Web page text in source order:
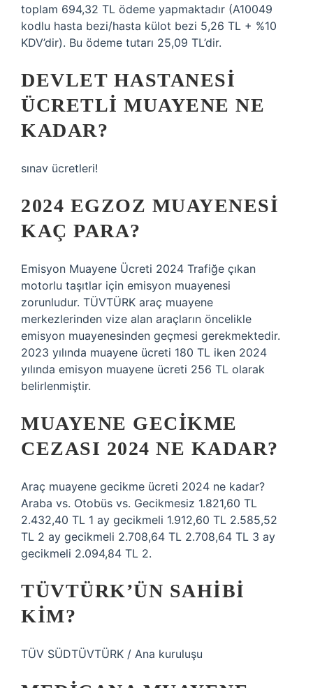
toplam 694,32 TL ödeme yapmaktadır (A10049
kodlu hasta bezi/hasta külot bezi 5,26 TL + %10
KDV’dir). Bu ödeme tutarı 25,09 TL’dir.
DEVLET HASTANESI
ÜCRETLI MUAYENE NE
KADAR?
sınav ücretleri!
2024 EGZOZ MUAYENESI
KAÇ PARA?
Emisyon Muayene Ücreti 2024 Trafiğe çıkan
motorlu taşıtlar için emisyon muayenesi
zorunludur. TÜVTÜRK araç muayene
merkezlerinden vize alan araçların öncelikle
emisyon muayenesinden geçmesi gerekmektedir.
2023 yılında muayene ücreti 180 TL iken 2024
yılında emisyon muayene ücreti 256 TL olarak
belirlenmiştir.
MUAYENE GECIKME
CEZASI 2024 NE KADAR?
Araç muayene gecikme ücreti 2024 ne kadar?
Araba vs. Otobüs vs. Gecikmesiz 1.821,60 TL
2.432,40 TL 1 ay gecikmeli 1.912,60 TL 2.585,52
TL 2 ay gecikmeli 2.708,64 TL 2.708,64 TL 3 ay
gecikmeli 2.094,84 TL 2.
TÜVTÜRK’ÜN SAHIBI
KIM?
TÜV SÜDTÜVTÜRK / Ana kuruluşu